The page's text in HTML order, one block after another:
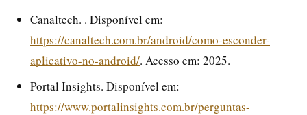
Canaltech. . Disponível em:
https://canaltech.com.br/android/como-esconder-
aplicativo-no-android/. Acesso em: 2025.
Portal Insights. Disponível em:
https://www.portalinsights.com.br/perguntas-